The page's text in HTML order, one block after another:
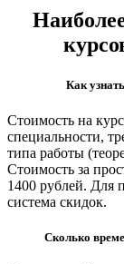
Как
Стоимость на
специальности,
типа работы
Стоимость за
1400 рублей. Для
система скидок.
Сколько